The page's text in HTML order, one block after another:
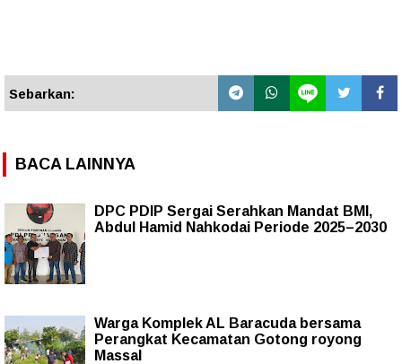
Sebarkan:
BACA LAINNYA
DPC PDIP Sergai Serahkan Mandat BMI,
Abdul Hamid Nahkodai Periode 2025–2030
Warga Komplek AL Baracuda bersama
Perangkat Kecamatan Gotong royong
Massal